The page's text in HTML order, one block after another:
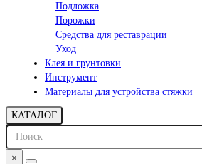
Подложка
Порожки
Средства для реставрации
Уход
Клея и грунтовки
Инструмент
Материалы для устройства стяжки
КАТАЛОГ
×